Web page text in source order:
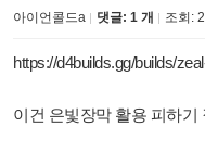
아이언콜드a 댓글: 1 개 조회:
https://d4builds.gg/builds/
이건 은빛장막 활용 피하기